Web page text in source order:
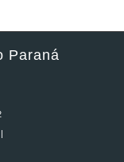
Paraná